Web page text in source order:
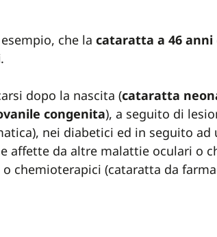
che la cataratta a 46 anni
.
dopo la nascita (cataratta
congenita), a seguito di
nei diabetici ed in seguito ad
affette da altre malattie oculari o
chemioterapici (cataratta da